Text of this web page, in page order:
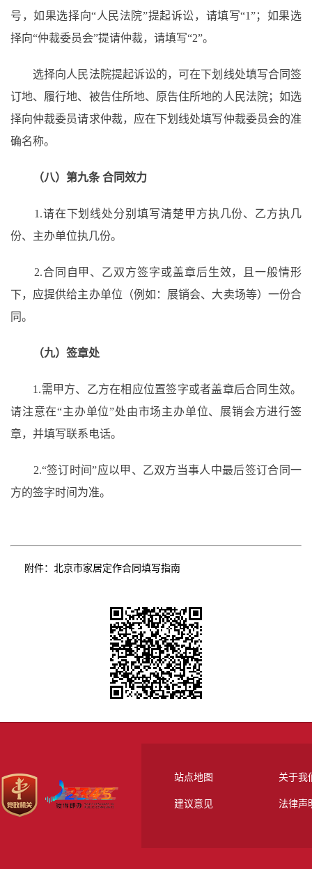
号，如果选择向“人民法院”提起诉讼，请填写“1”；如果选
择向“仲裁委员会”提请仲裁，请填写“2”。
选择向人民法院提起诉讼的，可在下划线处填写合同签
订地、履行地、被告住所地、原告住所地的人民法院；如选
择向仲裁委员请求仲裁，应在下划线处填写仲裁委员会的准
确名称。
（八）第九条 合同效力
1.请在下划线处分别填写清楚甲方执几份、乙方执几
份、主办单位执几份。
2.合同自甲、乙双方签字或盖章后生效，且一般情形
下，应提供给主办单位（例如：展销会、大卖场等）一份合
同。
（九）签章处
1.需甲方、乙方在相应位置签字或者盖章后合同生效。
请注意在“主办单位”处由市场主办单位、展销会方进行签
章，并填写联系电话。
2.“签订时间”应以甲、乙双方当事人中最后签订合同一
方的签字时间为准。
附件： 北京市家居定作合同填写指南
站点地图 关于我
建议意见 法律声